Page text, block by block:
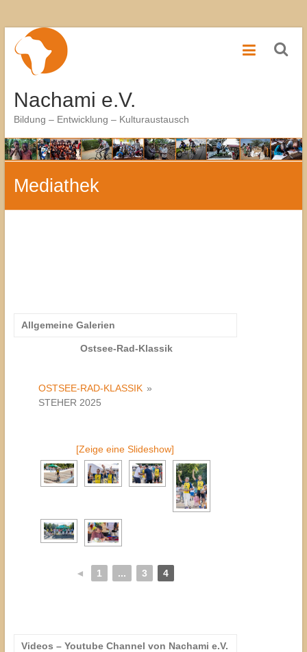
Inhalt
springen
Nachami e.V.
Bildung – Entwicklung – Kulturaustausch
Mediathek
Allgemeine Galerien
Ostsee-Rad-Klassik
OSTSEE-RAD-KLASSIK »
STEHER 2025
[Zeige eine Slideshow]
◄ 1 ... 3 4
Videos – Youtube Channel von Nachami e.V.